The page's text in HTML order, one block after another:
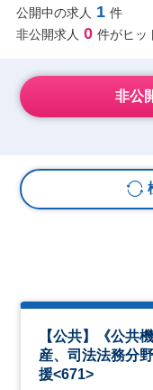
公開中の求人 1 件
非公開求人 0 件がヒッ
非公
【公共】《公共
産、司法法務分
援<671>